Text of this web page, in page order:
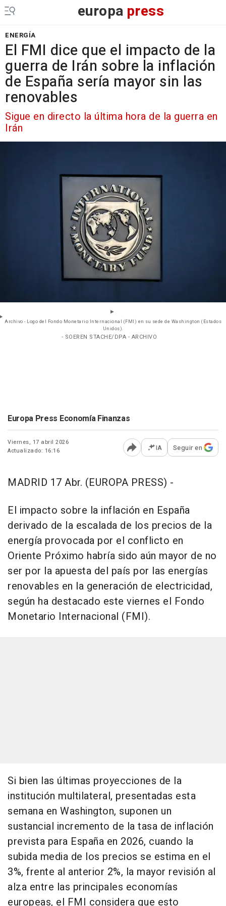
europa press
ENERGÍA
El FMI dice que el impacto de la
guerra de Irán sobre la inflación
de España sería mayor sin las
renovables
Sigue en directo la última hora de la guerra en
Irán
Archivo - Logo del Fondo Monetario Internacional (FMI) en su sede de Washington (Estados
Unidos).
- SOEREN STACHE/DPA - ARCHIVO
Europa Press Economía Finanzas
Viernes, 17 abril 2026
Actualizado: 16:16
Abrir opciones para
IA Seguir en
MADRID 17 Abr. (EUROPA PRESS) -
El impacto sobre la inflación en España
derivado de la escalada de los precios de la
energía provocada por el conflicto en
Oriente Próximo habría sido aún mayor de no
ser por la apuesta del país por las energías
renovables en la generación de electricidad,
según ha destacado este viernes el Fondo
Monetario Internacional (FMI).
Si bien las últimas proyecciones de la
institución multilateral, presentadas esta
semana en Washington, suponen un
sustancial incremento de la tasa de inflación
prevista para España en 2026, cuando la
subida media de los precios se estima en el
3%, frente al anterior 2%, la mayor revisión al
alza entre las principales economías
europeas, el FMI considera que esto